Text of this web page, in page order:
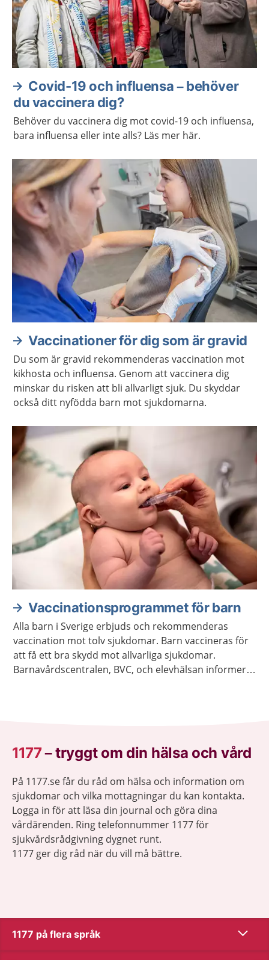
Covid-19 och influensa – behöver
du vaccinera dig?
Behöver du vaccinera dig mot covid-19 och influensa,
bara influensa eller inte alls? Läs mer här.
Vaccinationer för dig som är gravid
Du som är gravid rekommenderas vaccination mot
kikhosta och influensa. Genom att vaccinera dig
minskar du risken att bli allvarligt sjuk. Du skyddar
också ditt nyfödda barn mot sjukdomarna.
Vaccinationsprogrammet för barn
Alla barn i Sverige erbjuds och rekommenderas
vaccination mot tolv sjukdomar. Barn vaccineras för
att få ett bra skydd mot allvarliga sjukdomar.
Barnavårdscentralen, BVC, och elevhälsan informerar
1177–tryggt om din hälsa och vård
På 1177.se får du råd om hälsa och information om
sjukdomar och vilka mottagningar du kan kontakta.
Logga in för att läsa din journal och göra dina
vårdärenden. Ring telefonnummer 1177 för
sjukvårdsrådgivning dygnet runt.
1177 ger dig råd när du vill må bättre.
1177 på flera språk Visa